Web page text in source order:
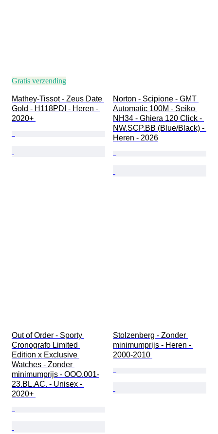
Gratis verzending
Mathey-Tissot - Zeus Date
Gold - H118PDI - Heren -
2020+
Norton - Scipione - GMT
Automatic 100M - Seiko
NH34 - Ghiera 120 Click -
NW.SCP.BB (Blue/Black) -
Heren - 2026
Out of Order - Sporty
Cronografo Limited
Edition x Exclusive
Watches - Zonder
minimumprijs - OOO.001-
23.BL.AC. - Unisex -
2020+
Stolzenberg - Zonder
minimumprijs - Heren -
2000-2010